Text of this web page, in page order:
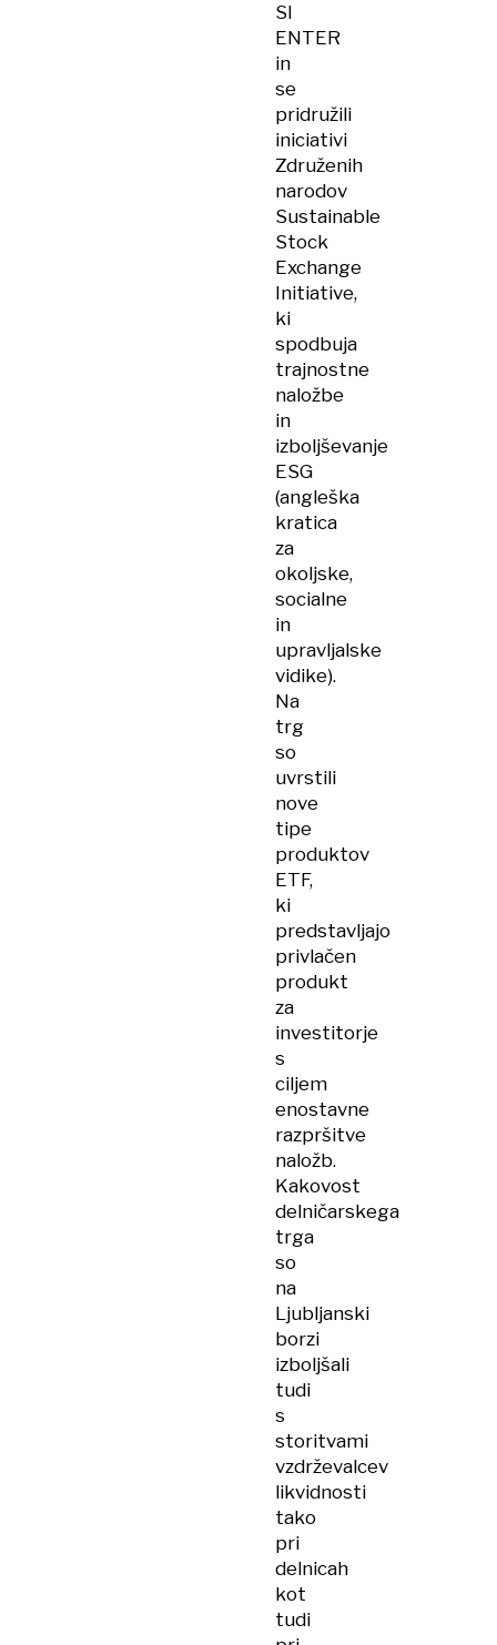
SI
ENTER
in
se
pridružili
iniciativi
Združenih
narodov
Sustainable
Stock
Exchange
Initiative,
ki
spodbuja
trajnostne
naložbe
in
izboljševanje
ESG
(angleška
kratica
za
okoljske,
socialne
in
upravljalske
vidike).
Na
trg
so
uvrstili
nove
tipe
produktov
ETF,
ki
predstavljajo
privlačen
produkt
za
investitorje
s
ciljem
enostavne
razpršitve
naložb.
Kakovost
delničarskega
trga
so
na
Ljubljanski
borzi
izboljšali
tudi
s
storitvami
vzdrževalcev
likvidnosti
tako
pri
delnicah
kot
tudi